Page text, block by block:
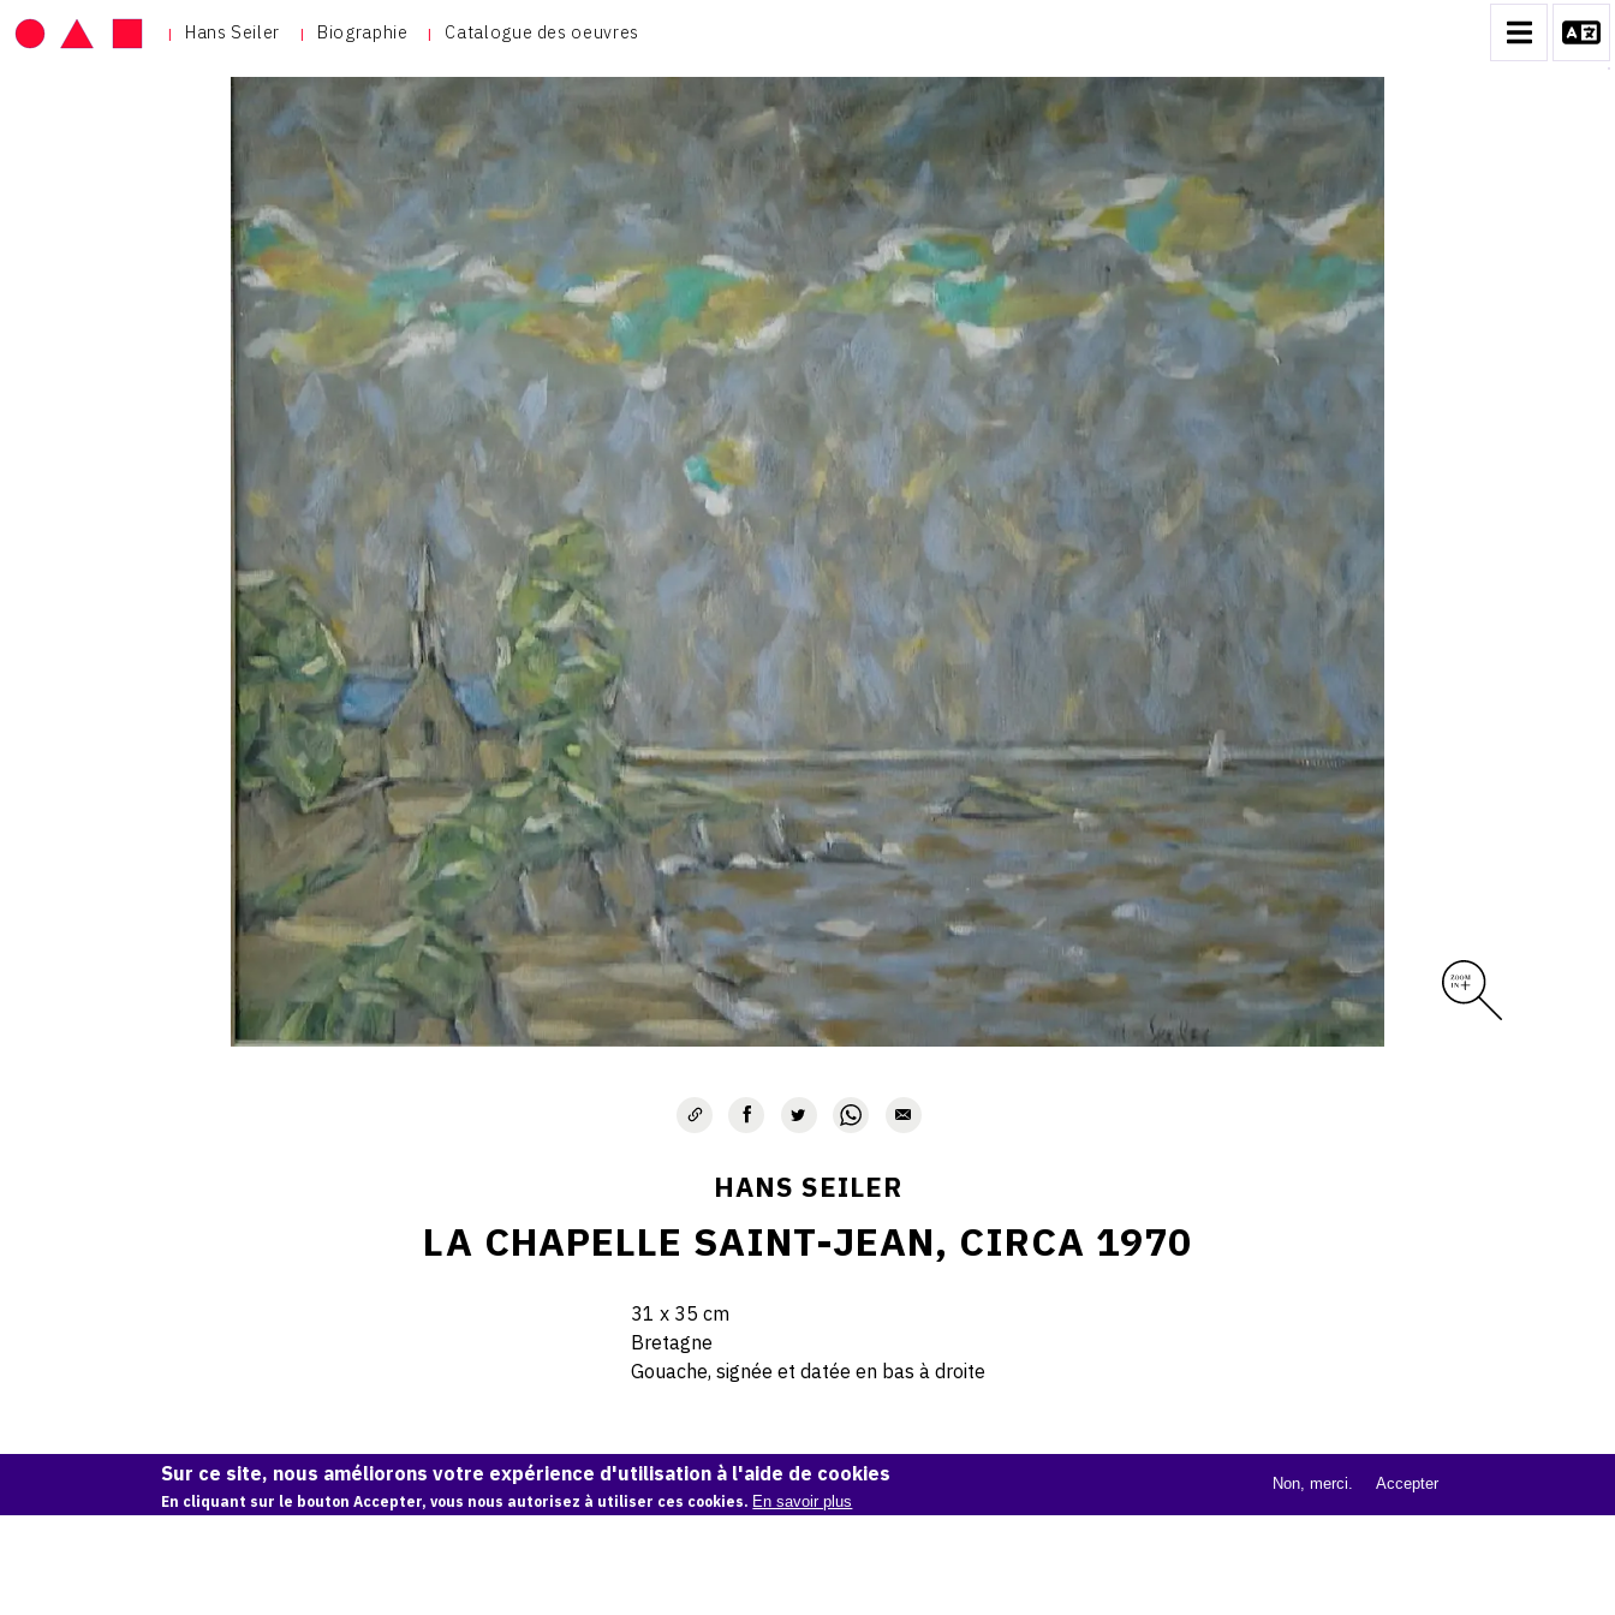
Hans Seiler Biographie Catalogue des oeuvres
VOL. 2 : LES GOUACHES
VOL. 3 : CRAYONS DE COULEUR ET FUSAINS
CONTACT
HANS SEILER
LA CHAPELLE SAINT-JEAN, CIRCA 1970
31 x 35 cm
Bretagne
Gouache, signée et datée en bas à droite
Demande d'information
Sur ce site, nous améliorons votre expérience d'utilisation à l'aide de cookies
En cliquant sur le bouton Accepter, vous nous autorisez à utiliser ces cookies. En savoir plus
Non, merci. Accepter